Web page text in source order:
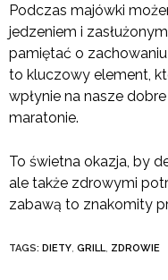
Podczas majówki
jedzeniem i
pamiętać o
to kluczowy element,
wpłynie na nasze
maratonie.
To świetna okazja, by
ale także zdrowymi
zabawą to znakomity
TAGS: DIETY, GRILL, ZDROWIE